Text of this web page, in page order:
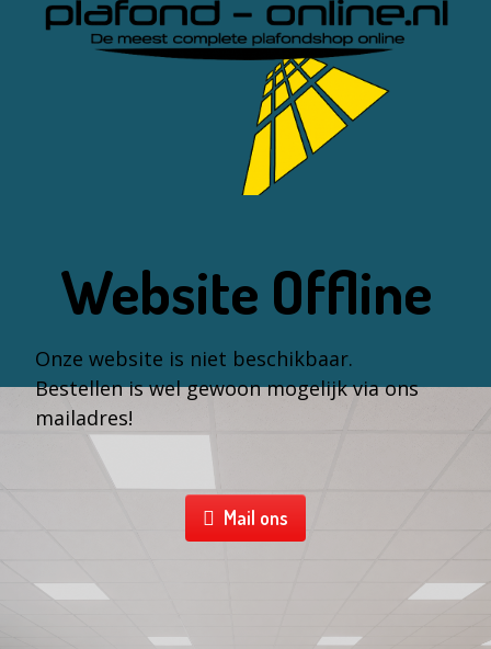
Website Offline
Onze website is niet beschikbaar.
Bestellen is wel gewoon mogelijk via ons
mailadres!
Mail ons